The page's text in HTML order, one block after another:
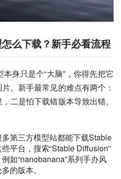
么下载？新手必看流程
身只是个“大脑”，你得先把它
。新手最常见的难点有两个：
二是怕下载错版本导致出错。
第三方模型站都能下载Stable
平台，搜索“Stable Diffusion”
如“nanobanana”系列手办风
的版本。